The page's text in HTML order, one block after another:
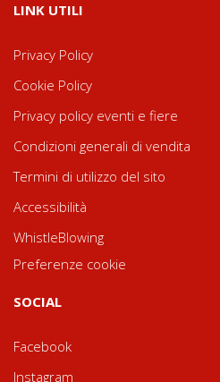
LINK UTILI
Privacy Policy
Cookie Policy
Privacy policy eventi e fiere
Condizioni generali di vendita
Termini di utilizzo del sito
Accessibilità
WhistleBlowing
Preferenze cookie
SOCIAL
Facebook
Instagram